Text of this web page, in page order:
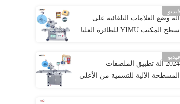
فيديو
آلة وضع العلامات التلقائية على
سطح المكتب YIMU للطائرة العليا
فيديو
2024 آلة تطبيق الملصقات
المسطحة الآلية للتسمية من الأعلى